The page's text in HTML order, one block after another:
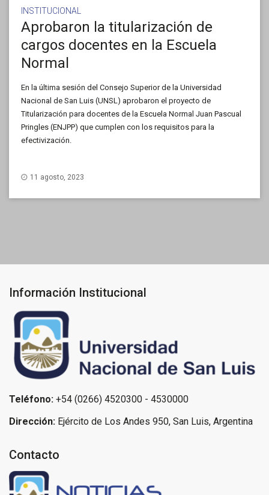
INSTITUCIONAL
Aprobaron la titularización de
cargos docentes en la Escuela
Normal
En la última sesión del Consejo Superior de la Universidad
Nacional de San Luis (UNSL) aprobaron el proyecto de
Titularización para docentes de la Escuela Normal Juan Pascual
Pringles (ENJPP) que cumplen con los requisitos para la
efectivización.
11 agosto, 2023
Información Institucional
Teléfono: +54 (0266) 4520300 - 4530000
Dirección: Ejército de Los Andes 950, San Luis, Argentina
Contacto